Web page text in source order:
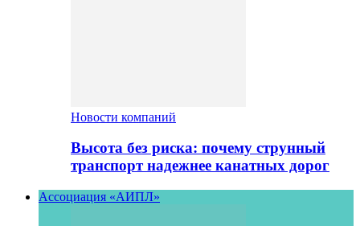
Новости компаний
Высота без риска: почему струнный
транспорт надежнее канатных дорог
Ассоциация «АИПЛ»